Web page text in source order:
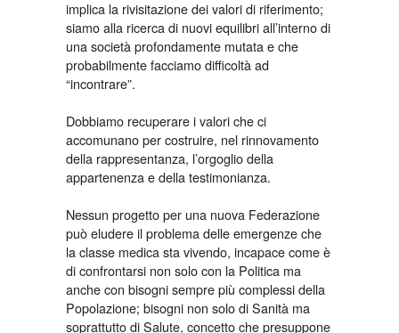
implica la rivisitazione dei valori di riferimento;
siamo alla ricerca di nuovi equilibri all’interno di
una società profondamente mutata e che
probabilmente facciamo difficoltà ad
“incontrare”.
Dobbiamo recuperare i valori che ci
accomunano per costruire, nel rinnovamento
della rappresentanza, l’orgoglio della
appartenenza e della testimonianza.
Nessun progetto per una nuova Federazione
può eludere il problema delle emergenze che
la classe medica sta vivendo, incapace come è
di confrontarsi non solo con la Politica ma
anche con bisogni sempre più complessi della
Popolazione; bisogni non solo di Sanità ma
soprattutto di Salute, concetto che presuppone